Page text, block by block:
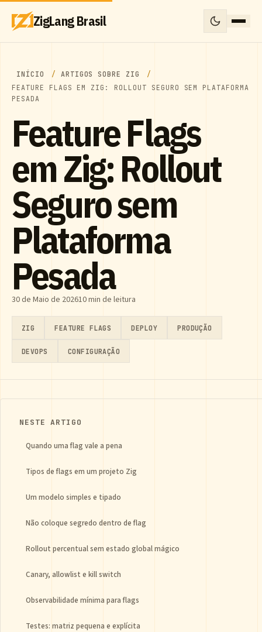
ZigLang Brasil
INÍCIO
ARTIGOS SOBRE ZIG
FEATURE FLAGS EM ZIG: ROLLOUT SEGURO SEM PLATAFORMA
PESADA
Feature Flags
em Zig: Rollout
Seguro sem
Plataforma
Pesada
30 de Maio de 202610 min de leitura
ZIG FEATURE FLAGS DEPLOY PRODUÇÃO
DEVOPS CONFIGURAÇÃO
NESTE ARTIGO
Quando uma flag vale a pena
Tipos de flags em um projeto Zig
Um modelo simples e tipado
Não coloque segredo dentro de flag
Rollout percentual sem estado global mágico
Canary, allowlist e kill switch
Observabilidade mínima para flags
Testes: matriz pequena e explícita